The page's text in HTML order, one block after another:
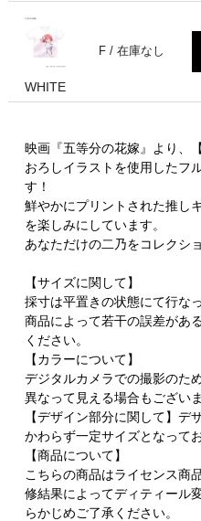
WHITE
F / 在庫なし
映画『五等分の花嫁』より、
おろしイラストを使用したフ
す！
鮮やかにプリントされた推し
を楽しみにしています。
あなただけの二乃をコレクシ
【サイズに関して】
採寸は平置きの状態にて行な
商品によって若干の誤差があ
ください。
【カラーについて】
デジタルカメラでの撮影のた
異なって見える場合もございま
【デザイン部分に関して】デ
かわらず一定サイズとなって
【商品について】
こちらの商品はライセンス商
修結果によってディティール
らかじめご了承ください。